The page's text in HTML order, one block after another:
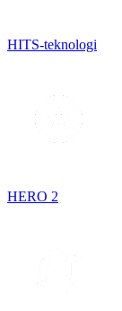
HITS-teknologi
HERO 2